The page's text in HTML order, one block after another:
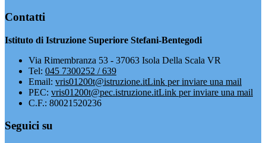
Contatti
Istituto di Istruzione Superiore Stefani-Bentegodi
Via Rimembranza 53 - 37063 Isola Della Scala VR
Tel: 045 7300252 / 639
Email: vris01200t@istruzione.itLink per inviare una mail
PEC: vris01200t@pec.istruzione.itLink per inviare una mail
C.F.: 80021520236
Seguici su